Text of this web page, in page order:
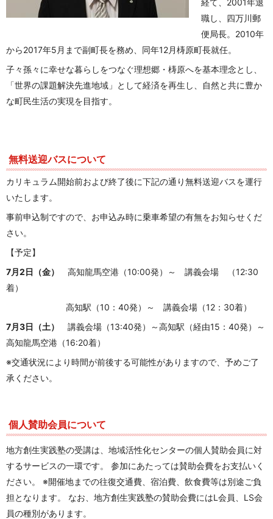
経て、2001年退
職し、四万川郵
便局長。2010年
から2017年5月まで副町長を務め、同年12月梼原町長就任。
子々孫々に幸せな暮らしをつなぐ理想郷・梼原へを基本理念とし、
「世界の課題解決先進地域」として経済を再生し、自然と共に豊か
な町民生活の実現を目指す。
無料送迎バスについて
カリキュラム開始前および終了後に下記の通り無料送迎バスを運行
いたします。
事前申込制ですので、お申込み時に乗車希望の有無をお知らせくだ
さい。
【予定】
7月2日（金）
高知龍馬空港（10:00発）～ 講義会場 （12:30
着）
高知駅（10：40発）～ 講義会場（12：30着）
7月3日（土）
講義会場（13:40発）～高知駅（経由15：40発）～
高知龍馬空港（16:20着）
※交通状況により時間が前後する可能性がありますので、予めご了
承ください。
個人賛助会員について
地方創生実践塾の受講は、地域活性化センターの個人賛助会員に対
するサービスの一環です。 参加にあたっては賛助会費をお支払いく
ださい。 ※開催地までの往復交通費、宿泊費、飲食費等は別途ご負
担となります。 なお、地方創生実践塾の賛助会費にはL会員、LS会
員の種別があります。